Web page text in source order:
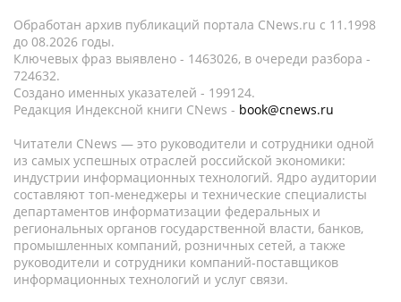
Обработан архив публикаций портала CNews.ru c 11.1998
до 08.2026 годы.
Ключевых фраз выявлено - 1463026, в очереди разбора -
724632.
Создано именных указателей - 199124.
Редакция Индексной книги CNews - book@cnews.ru
Читатели CNews — это руководители и сотрудники одной
из самых успешных отраслей российской экономики:
индустрии информационных технологий. Ядро аудитории
составляют топ-менеджеры и технические специалисты
департаментов информатизации федеральных и
региональных органов государственной власти, банков,
промышленных компаний, розничных сетей, а также
руководители и сотрудники компаний-поставщиков
информационных технологий и услуг связи.